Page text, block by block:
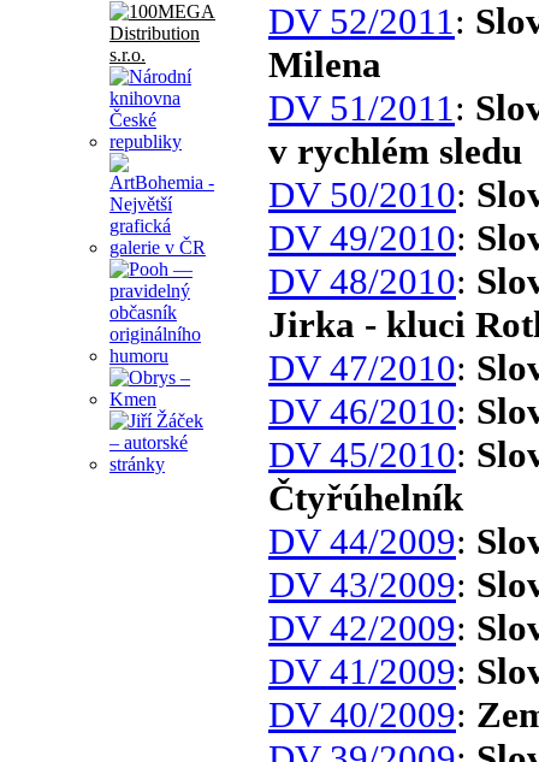
DV 52/2011 :
Milena
DV 51/2011 :
v rychlém sledu
DV 50/2010:
DV 49/2010:
DV 48/2010:
Jirka - kluci
DV 47/2010:
DV 46/2010:
DV 45/2010:
Čtyřúhelník
DV 44/2009:
DV 43/2009:
DV 42/2009:
DV 41/2009:
DV 40/2009: